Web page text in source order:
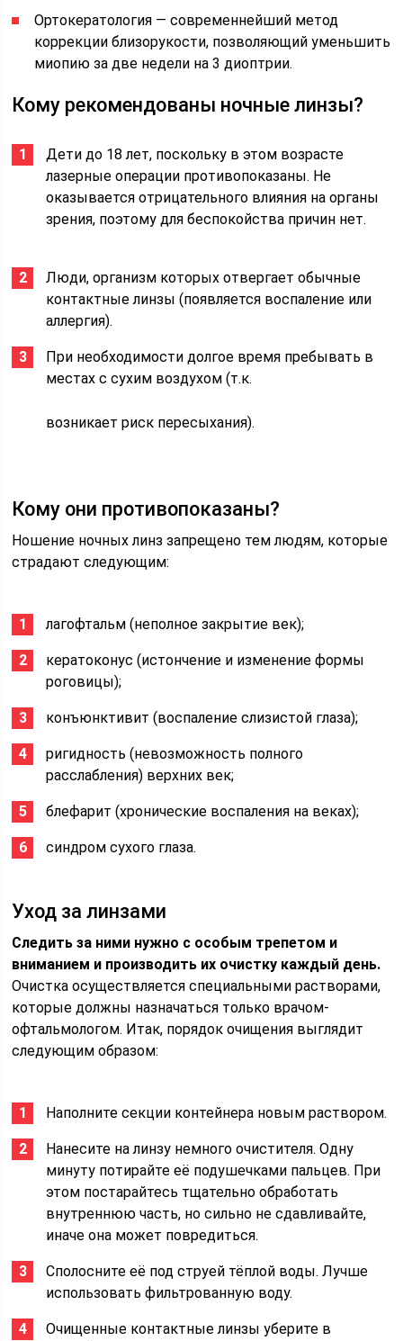
Ортокератология — современнейший метод
коррекции близорукости, позволяющий уменьшить
миопию за две недели на 3 диоптрии.
Кому рекомендованы ночные линзы?
Дети до 18 лет, поскольку в этом возрасте
лазерные операции противопоказаны. Не
оказывается отрицательного влияния на органы
зрения, поэтому для беспокойства причин нет.
Люди, организм которых отвергает обычные
контактные линзы (появляется воспаление или
аллергия).
При необходимости долгое время пребывать в
местах с сухим воздухом (т.к.
возникает риск пересыхания).
Кому они противопоказаны?
Ношение ночных линз запрещено тем людям, которые
страдают следующим:
лагофтальм (неполное закрытие век);
кератоконус (истончение и изменение формы
роговицы);
конъюнктивит (воспаление слизистой глаза);
ригидность (невозможность полного
расслабления) верхних век;
блефарит (хронические воспаления на веках);
синдром сухого глаза.
Уход за линзами
Следить за ними нужно с особым трепетом и
вниманием и производить их очистку каждый день.
Очистка осуществляется специальными растворами,
которые должны назначаться только врачом-
офтальмологом. Итак, порядок очищения выглядит
следующим образом:
Наполните секции контейнера новым раствором.
Нанесите на линзу немного очистителя. Одну
минуту потирайте её подушечками пальцев. При
этом постарайтесь тщательно обработать
внутреннюю часть, но сильно не сдавливайте,
иначе она может повредиться.
Сполосните её под струей тёплой воды. Лучше
использовать фильтрованную воду.
Очищенные контактные линзы уберите в